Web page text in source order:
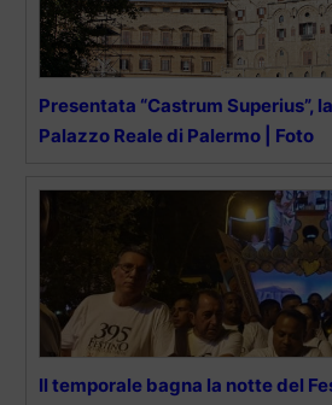
Presentata “Castrum Superius”,
Palazzo Reale di Palermo | Foto
Il temporale bagna la notte del